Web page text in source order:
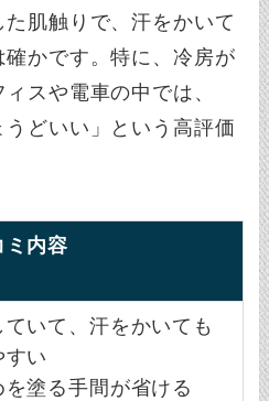
肌触りで、汗をかいて
確かです。特に、冷房が
スや電車の中では、
うどいい」という高評価
ミ内容
ていて、汗をかいても
すい
を塗る手間が省ける